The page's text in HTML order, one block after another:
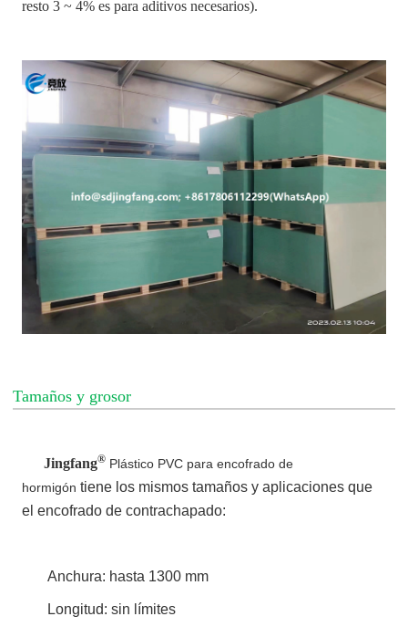
resto 3 ~ 4% es para aditivos necesarios).
Tamaños y grosor
Jingfang® Plástico PVC para encofrado de
hormigón tiene los mismos tamaños y aplicaciones que
el encofrado de contrachapado:
Anchura: hasta 1300 mm
Longitud: sin límites